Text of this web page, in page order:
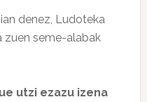
denez, Ludoteka
seme-alabak
utzi ezazu izena